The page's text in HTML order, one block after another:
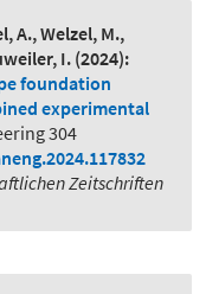
A., Welzel, M.,
I. (2024):
foundation
experimental
304
Zeitschriften